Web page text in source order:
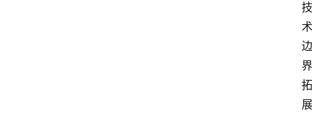
技
术
边
界
拓
展